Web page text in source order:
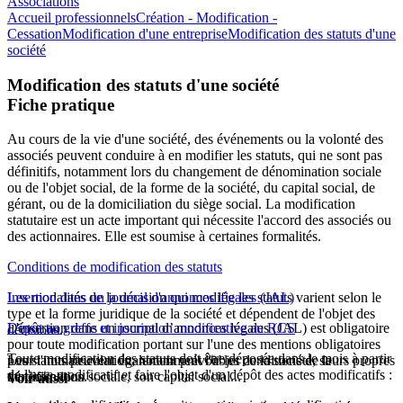
Accueil professionnelsCréation - Modification -
CessationModification d'une entrepriseModification des statuts d'une
société
Modification des statuts d'une société
Fiche pratique
Au cours de la vie d'une société, des événements ou la volonté des
associés peuvent conduire à en modifier les statuts, qui ne sont pas
définitifs, notamment lors du changement de dénomination sociale
ou de l'objet social, de la forme de la société, du capital social, de
gérant, ou de la domiciliation du siège social. La modification
statutaire est un acte important qui nécessite l'accord des associés ou
des actionnaires. Elle est soumise à certaines formalités.
Conditions de modification des statuts
Les modalités de la décision qui modifie les statuts varient selon le
type et la forme juridique de la société et dépendent de l'objet des
décisions.
Les statuts peuvent également prévoir les conditions de leurs propres
modifications.
Insertion dans un journal d'annonces légales (JAL)
L'insertion dans un journal d’annonces légales (JAL) est obligatoire
pour toute modification portant sur l'une des mentions obligatoires
pour l'immatriculation, notamment l'objet de la société, sa
dénomination sociale, son capital social...
Dépôt au greffe et inscription modificative au RCS
Toute modification des statuts doit être déposée dans le mois à partir
de l'acte modificatif et faire l'objet d'un dépôt des actes modificatifs :
Voir aussi